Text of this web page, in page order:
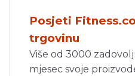
Posjeti
trgovinu
Više od 3000
mjesec svoje